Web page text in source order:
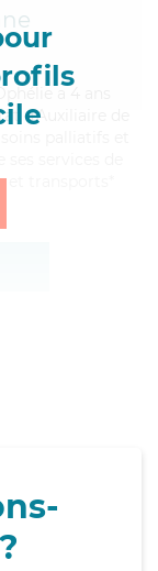
a 4 ans
d'Auxiliaire de
transports*